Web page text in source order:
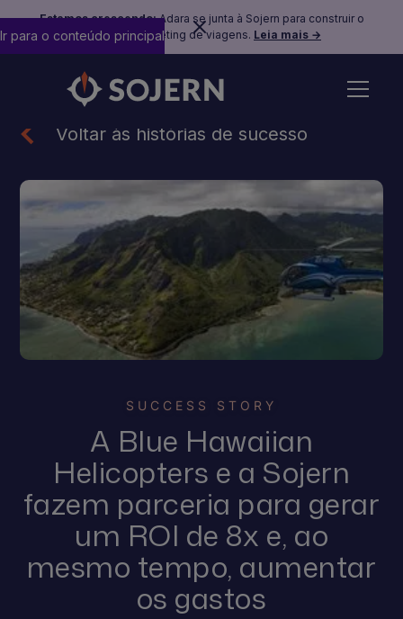
Estamos crescendo:Adara se junta à Sojern para construir o
futuro do marketing de viagens. Leia mais →
Ir para o conteúdo principal
Voltar às histórias de sucesso
SUCCESS STORY
A Blue Hawaiian
Helicopters e a Sojern
fazem parceria para gerar
um ROI de 8x e, ao
mesmo tempo, aumentar
os gastos